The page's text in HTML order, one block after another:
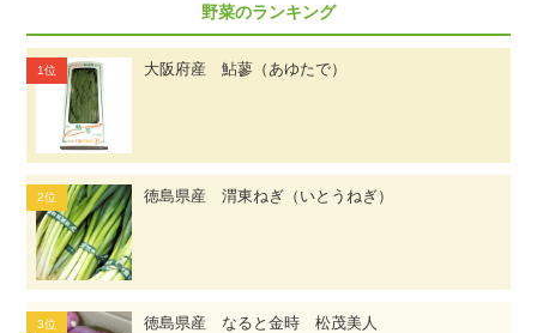
野菜のランキング
大阪府産 鮎蓼（あゆたで）
徳島県産 渭東ねぎ（いとうねぎ）
徳島県産 なると金時 松茂美人